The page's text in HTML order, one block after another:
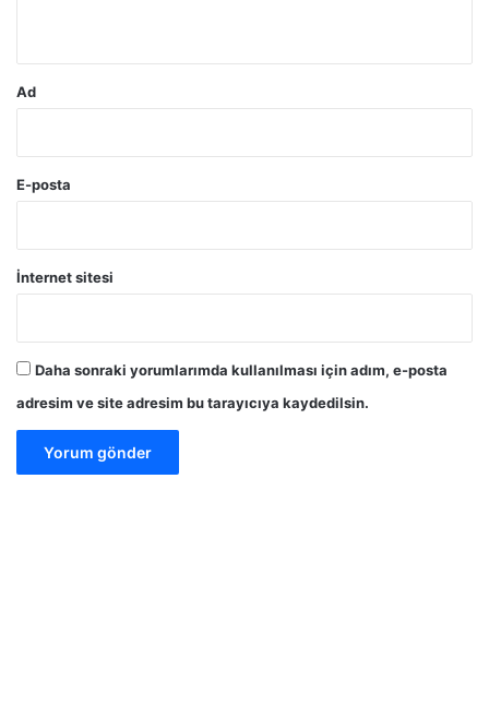
Ad
E-posta
İnternet sitesi
Daha sonraki yorumlarımda kullanılması için adım, e-posta
adresim ve site adresim bu tarayıcıya kaydedilsin.